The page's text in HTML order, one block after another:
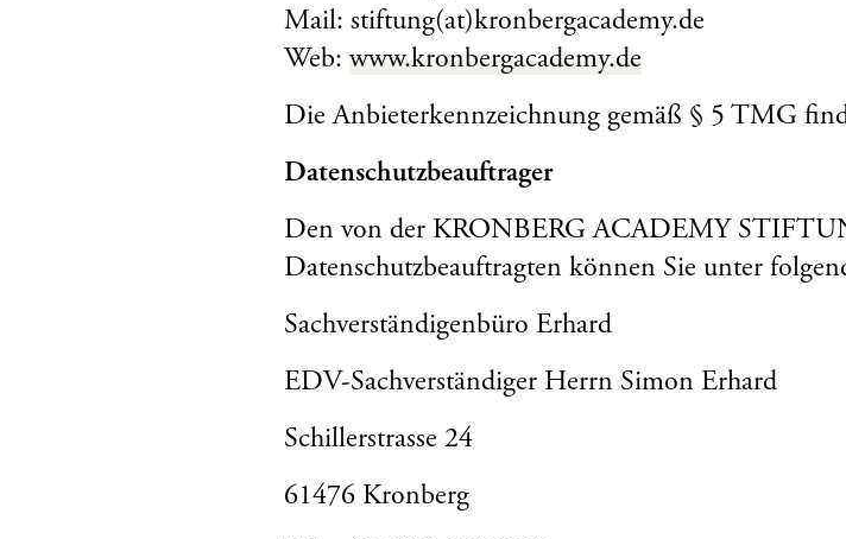
Mail: stiftung(at)kronbergacademy.de
Web: www.kronbergacademy.de
Die Anbieterkennzeichnung gemäß § 5 TMG
Datenschutzbeauftrager
Den von der KRONBERG ACADEMY
Datenschutzbeauftragten können Sie unter
Sachverständigenbüro Erhard
EDV-Sachverständiger Herrn Simon Erhard
Schillerstrasse 24
61476 Kronberg